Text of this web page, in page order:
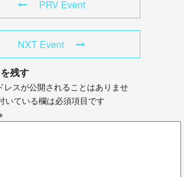
PRV Event
NXT Event
残す
レスが公開されることはありませ
いている欄は必須項目です